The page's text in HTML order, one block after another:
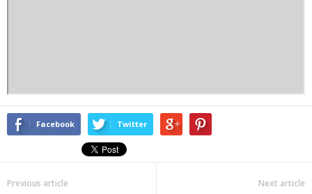
Facebook Twitter
Previous article Next article